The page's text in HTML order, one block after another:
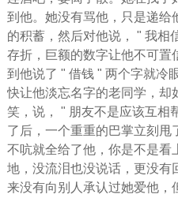
到他。她没有骂他，只是递给
的积蓄，然后对他说， " 我相
存折，巨额的数字让他不可置
到他说了 " 借钱 " 两个字就冷
快让他淡忘名字的老同学，却
笑，说， " 朋友不是应该互相
了后，一个重重的巴掌立刻甩
不吭就全给了他，你是不是看
地，没流泪也没说话，更没有
来没有向别人承认过她爱他，